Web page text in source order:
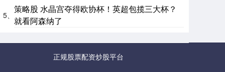
5、
策略股 水晶宫夺得欧协杯！英超包揽三大杯？
就看阿森纳了
正规股票配资炒股平台